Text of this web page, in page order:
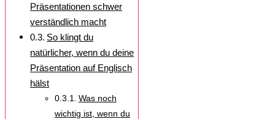
Präsentationen schwer
verständlich macht
So klingt du
natürlicher, wenn du deine
Präsentation auf Englisch
hälst
Was noch
wichtig ist, wenn du